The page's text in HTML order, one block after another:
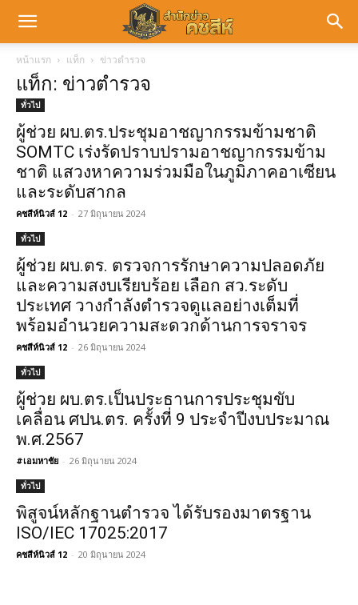
หน้าแรก แท็ก ข่าวตำรวจ
แท็ก: ข่าวตำรวจ
ทั่วไป
ผู้ช่วย ผบ.ตร.ประชุมอาชญากรรมข้ามชาติ
SOMTC เร่งรัดปราบปรามอาชญากรรมข้าม
ชาติ แสวงหาความร่วมมือในภูมิภาคอาเซียน
และระดับสากล
คชสีห์นิวส์ 12 - 27 มิถุนายน 2024
ทั่วไป
ผู้ช่วย ผบ.ตร. ตรวจการรักษาความปลอดภัย
และความสงบเรียบร้อย เลือก สว.ระดับ
ประเทศ วางกำลังตำรวจดูแลอย่างเต็มที่
พร้อมอำนวยความสะดวกด้านการจราจร
คชสีห์นิวส์ 12 - 26 มิถุนายน 2024
ทั่วไป
ผู้ช่วย ผบ.ตร.เป็นประธานการประชุมขับ
เคลื่อน ศปน.ตร. ครั้งที่ 9 ประจำปีงบประมาณ
พ.ศ.2567
#เอมหาชัย - 26 มิถุนายน 2024
ทั่วไป
พิสูจน์หลักฐานตำรวจ ได้รับรองมาตรฐาน
ISO/IEC 17025:2017
คชสีห์นิวส์ 12 - 20 มิถุนายน 2024